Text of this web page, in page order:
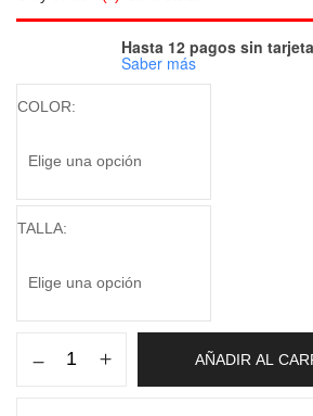
Hasta 12 pagos sin tarjeta
Saber más
COLOR
TALLA
AÑADIR AL